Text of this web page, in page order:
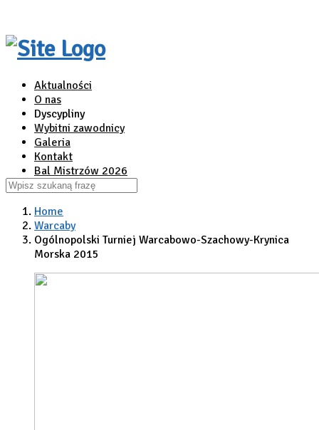
Aktualności
O nas
Dyscypliny
Wybitni zawodnicy
Galeria
Kontakt
Bal Mistrzów 2026
Home
Warcaby
Ogólnopolski Turniej Warcabowo-Szachowy-Krynica
Morska 2015